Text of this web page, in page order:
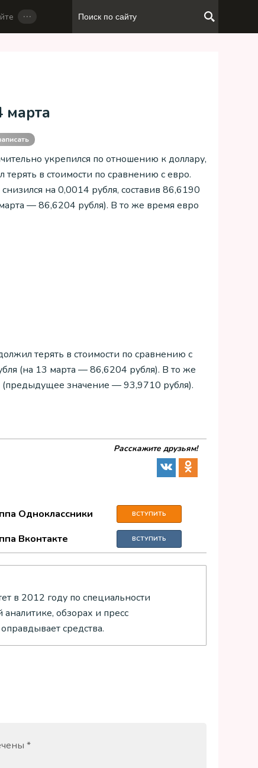
…
марта
укрепился по отношению к доллару,
терять в стоимости по сравнению с евро.
на 0,0014 рубля, составив 86,6190
— 86,6204 рубля). В то же время евро
терять в стоимости по сравнению с
(на 13 марта — 86,6204 рубля). В то же
(предыдущее значение — 93,9710 рубля).
Расскажите друзьям!
Одноклассники ВСТУПИТЬ
Вконтакте ВСТУПИТЬ
в 2012 году по специальности
обзорах и пресс
средства.
*